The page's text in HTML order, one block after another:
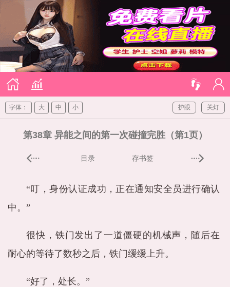
关灯
护眼
字体： 大 中 小
第38章 异能之间的第一次碰撞完胜（第1页）
目录 存书签
“叮，身份认证成功，正在通知安全员进行确认
中。”
很快，铁门发出了一道僵硬的机械声，随后在
耐心的等待了数秒之后，铁门缓缓上升。
“好了，处长。”